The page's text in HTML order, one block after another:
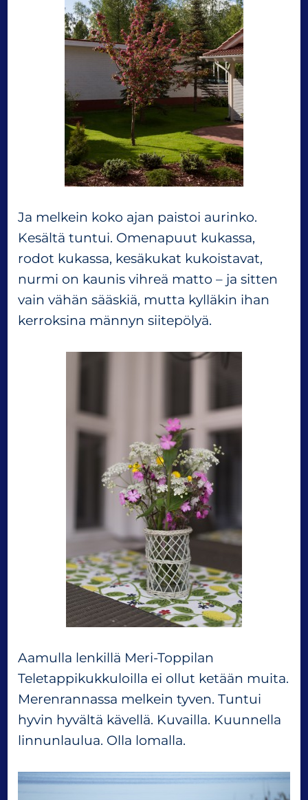
Ja melkein koko ajan paistoi aurinko.
Kesältä tuntui. Omenapuut kukassa,
rodot kukassa, kesäkukat kukoistavat,
nurmi on kaunis vihreä matto – ja sitten
vain vähän sääskiä, mutta kylläkin ihan
kerroksina männyn siitepölyä.
Aamulla lenkillä Meri-Toppilan
Teletappikukkuloilla ei ollut ketään muita.
Merenrannassa melkein tyven. Tuntui
hyvin hyvältä kävellä. Kuvailla. Kuunnella
linnunlaulua. Olla lomalla.